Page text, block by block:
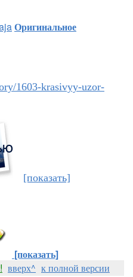
Оригинальное
1603-krasivyy-uzor-
[показать]
[показать]
вверх^ к полной версии